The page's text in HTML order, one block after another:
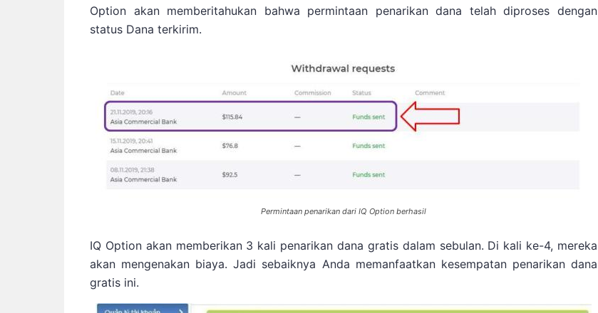
Option akan memberitahukan bahwa permintaan penarikan dana telah diproses dengan
status Dana terkirim.
Permintaan penarikan dari IQ Option berhasil
IQ Option akan memberikan 3 kali penarikan dana gratis dalam sebulan. Di kali ke-4, mereka
akan mengenakan biaya. Jadi sebaiknya Anda memanfaatkan kesempatan penarikan dana
gratis ini.